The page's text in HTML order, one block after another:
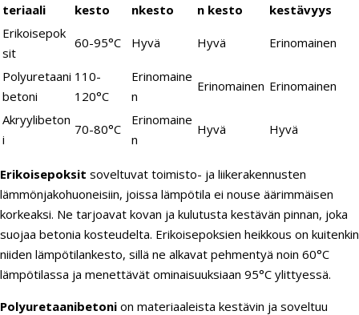
teriaali
kesto
nkesto
n kesto
kestävyys
Erikoisepok
sit
60-95°C Hyvä Hyvä Erinomainen
Polyuretaani
betoni
110-
120°C
Erinomaine
n
Erinomainen Erinomainen
Akryylibeton
i
70-80°C
Erinomaine
n
Hyvä Hyvä
Erikoisepoksit soveltuvat toimisto- ja liikerakennusten
lämmönjakohuoneisiin, joissa lämpötila ei nouse äärimmäisen
korkeaksi. Ne tarjoavat kovan ja kulutusta kestävän pinnan, joka
suojaa betonia kosteudelta. Erikoisepoksien heikkous on kuitenkin
niiden lämpötilankesto, sillä ne alkavat pehmentyä noin 60°C
lämpötilassa ja menettävät ominaisuuksiaan 95°C ylittyessä.
Polyuretaanibetoni on materiaaleista kestävin ja soveltuu